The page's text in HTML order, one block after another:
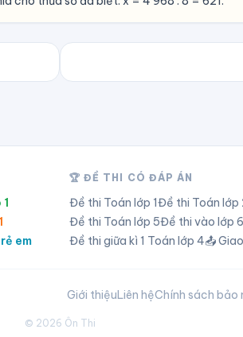
em
🏆 ĐỀ THI CÓ ĐÁP ÁN
Đề thi Toán lớp 1Đề thi Toán lớp
Đề thi Toán lớp 5Đề thi vào lớp
Đề thi giữa kì 1 Toán lớp 4📤
Giới thiệuLiên hệChính sách bảo
© 2026 Ôn Thi